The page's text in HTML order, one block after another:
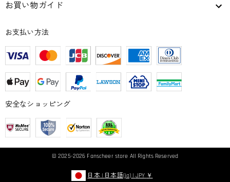
お買い物ガイド
お支払い方法
安全なショッピング
© 2025-2026 Fanscheerstore All Rights Reserved
日本| 日本語(ja) | JPY ￥